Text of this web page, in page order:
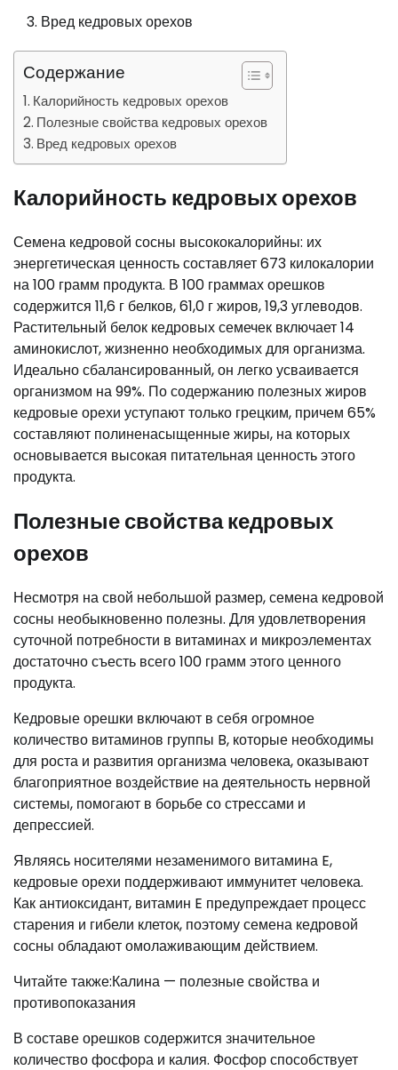
Вред кедровых орехов
Содержание
Калорийность кедровых орехов
Полезные свойства кедровых орехов
Вред кедровых орехов
Калорийность кедровых орехов
Семена кедровой сосны высококалорийны: их
энергетическая ценность составляет 673 килокалории
на 100 грамм продукта. В 100 граммах орешков
содержится 11,6 г белков, 61,0 г жиров, 19,3 углеводов.
Растительный белок кедровых семечек включает 14
аминокислот, жизненно необходимых для организма.
Идеально сбалансированный, он легко усваивается
организмом на 99%. По содержанию полезных жиров
кедровые орехи уступают только грецким, причем 65%
составляют полиненасыщенные жиры, на которых
основывается высокая питательная ценность этого
продукта.
Полезные свойства кедровых
орехов
Несмотря на свой небольшой размер, семена кедровой
сосны необыкновенно полезны. Для удовлетворения
суточной потребности в витаминах и микроэлементах
достаточно съесть всего 100 грамм этого ценного
продукта.
Кедровые орешки включают в себя огромное
количество витаминов группы B, которые необходимы
для роста и развития организма человека, оказывают
благоприятное воздействие на деятельность нервной
системы, помогают в борьбе со стрессами и
депрессией.
Являясь носителями незаменимого витамина E,
кедровые орехи поддерживают иммунитет человека.
Как антиоксидант, витамин E предупреждает процесс
старения и гибели клеток, поэтому семена кедровой
сосны обладают омолаживающим действием.
Читайте также:Калина — полезные свойства и
противопоказания
В составе орешков содержится значительное
количество фосфора и калия. Фосфор способствует